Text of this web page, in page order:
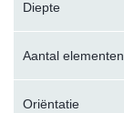
Diepte
Aantal elementen
Oriëntatie